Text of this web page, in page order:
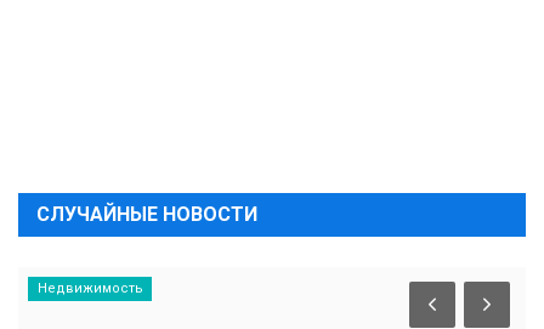
СЛУЧАЙНЫЕ НОВОСТИ
Недвижимость